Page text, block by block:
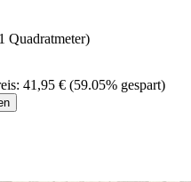
Quadratmeter)
41,95 € (59.05% gespart)